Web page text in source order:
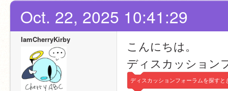
Oct. 22, 2025 10:41:29
IamCherryKirby
こんにちは。
ディスカッション
ディスカッションフォーラムを探すと